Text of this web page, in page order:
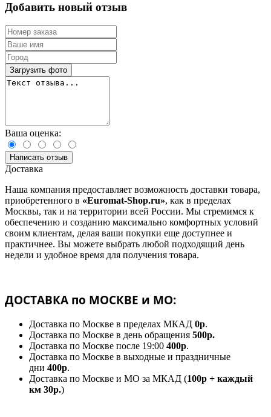
Добавить новый отзыв
Загрузить фото
Ваша оценка:
Написать отзыв
Доставка
Наша компания предоставляет возможность доставки товара,
приобретенного в «Euromat-Shop.ru», как в пределах
Москвы, так и на территории всей России. Мы стремимся к
обеспечению и созданию максимально комфортных условий
своим клиентам, делая ваши покупки еще доступнее и
практичнее. Вы можете выбрать любой подходящий день
недели и удобное время для получения товара.
ДОСТАВКА по МОСКВЕ и МО:
Доставка по Москве в пределах МКАД 0р.
Доставка по Москве в день обращения 500р.
Доставка по Москве после 19:00 400р.
Доставка по Москве в выходные и праздничные
дни 400р.
Доставка по Москве и МО за МКАД (100р + каждый
км 30р.)